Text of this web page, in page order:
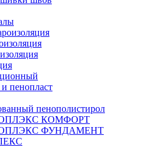
пенопласт
пенополистирол
КОМФОРТ
ФУНДАМЕНТ